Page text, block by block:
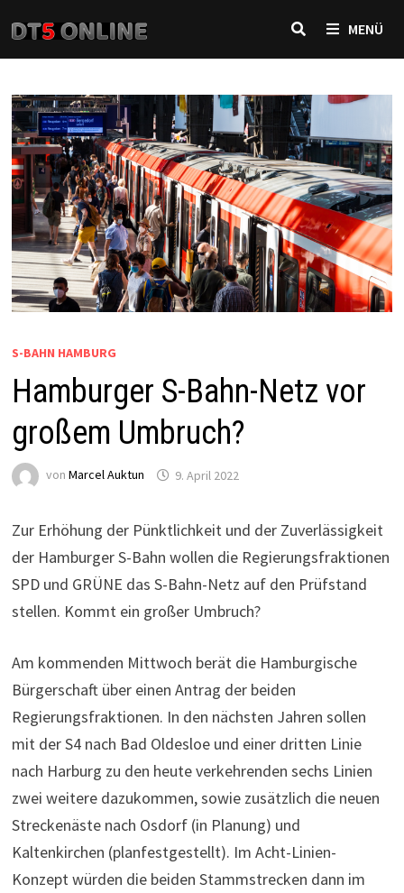
zum
Inhalt
MENÜ
S-BAHN HAMBURG
Hamburger S-Bahn-Netz vor
großem Umbruch?
von Marcel Auktun 9. April 2022
Zur Erhöhung der Pünktlichkeit und der Zuverlässigkeit
der Hamburger S-Bahn wollen die Regierungsfraktionen
SPD und GRÜNE das S-Bahn-Netz auf den Prüfstand
stellen. Kommt ein großer Umbruch?
Am kommenden Mittwoch berät die Hamburgische
Bürgerschaft über einen Antrag der beiden
Regierungsfraktionen. In den nächsten Jahren sollen
mit der S4 nach Bad Oldesloe und einer dritten Linie
nach Harburg zu den heute verkehrenden sechs Linien
zwei weitere dazukommen, sowie zusätzlich die neuen
Streckenäste nach Osdorf (in Planung) und
Kaltenkirchen (planfestgestellt). Im Acht-Linien-
Konzept würden die beiden Stammstrecken dann im